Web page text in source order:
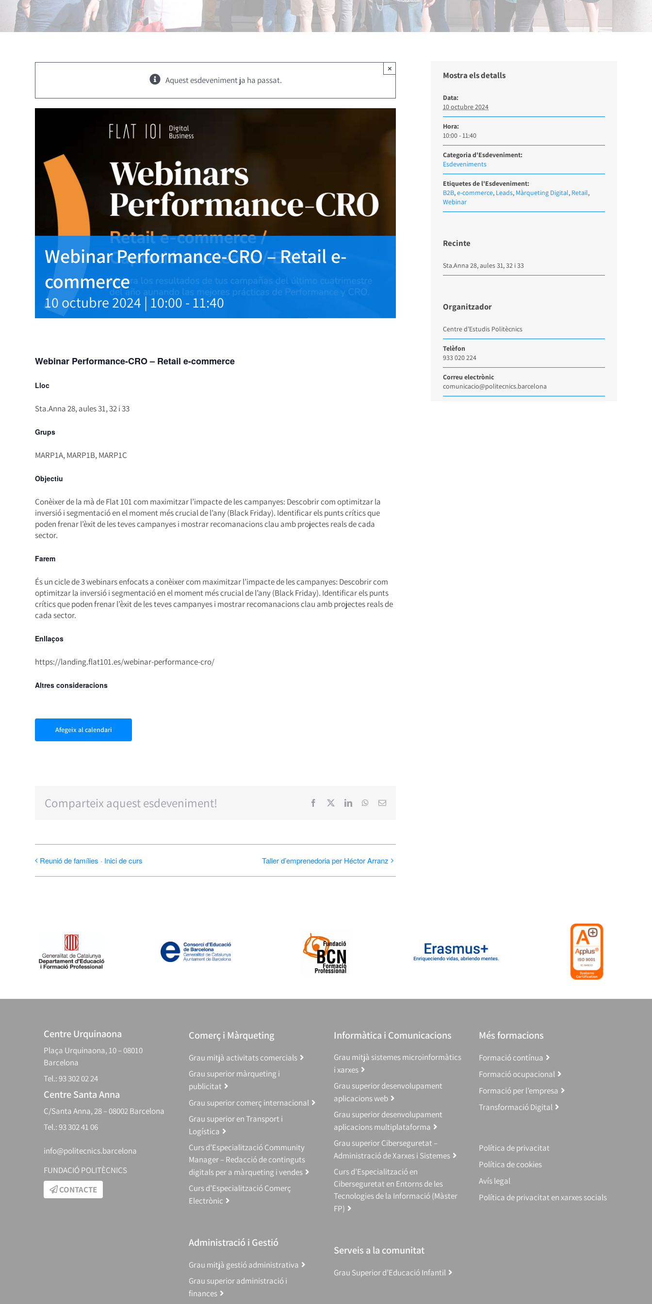
Aquest esdeveniment ja ha passat.
×
Webinar Performance-CRO – Retail e-
commerce
10 octubre 2024 | 10:00 - 11:40
Webinar Performance-CRO – Retail e-commerce
Lloc
Sta.Anna 28, aules 31, 32 i 33
Grups
MARP1A, MARP1B, MARP1C
Objectiu
Conèixer de la mà de Flat 101 com maximitzar l’impacte de les campanyes: Descobrir com optimitzar la
inversió i segmentació en el moment més crucial de l’any (Black Friday). Identificar els punts crítics que
poden frenar l’èxit de les teves campanyes i mostrar recomanacions clau amb projectes reals de cada
sector.
Farem
És un cicle de 3 webinars enfocats a conèixer com maximitzar l’impacte de les campanyes: Descobrir com
optimitzar la inversió i segmentació en el moment més crucial de l’any (Black Friday). Identificar els punts
crítics que poden frenar l’èxit de les teves campanyes i mostrar recomanacions clau amb projectes reals de
cada sector.
Enllaços
https://landing.flat101.es/webinar-performance-cro/
Altres consideracions
Afegeix al calendari
Comparteix aquest esdeveniment! Facebook LinkedInWhatsApp
Email:
Reunió de famílies · Inici de curs Taller d’emprenedoria per Héctor Arranz
Mostra els detalls
Data:
10 octubre 2024
Hora:
10:00 - 11:40
Categoria d'Esdeveniment:
Esdeveniments
Etiquetes de l'Esdeveniment:
B2B,e-commerce, Leads, Màrqueting Digital, Retail,
Webinar
Recinte
Sta.Anna 28, aules 31, 32 i 33
Organitzador
Centre d’Estudis Politècnics
Telèfon
933 020 224
Correu electrònic
comunicacio@politecnics.barcelona
Centre Urquinaona
Plaça Urquinaona, 10 – 08010
Barcelona
Tel.: 93 302 02 24
Centre Santa Anna
C/Santa Anna, 28 – 08002 Barcelona
Tel.: 93 302 41 06
info@politecnics.barcelona
FUNDACIÓ POLITÈCNICS
CONTACTE
Comerç i Màrqueting
Grau mitjà activitats comercials
Grau superior màrqueting i
publicitat
Grau superior comerç internacional
Grau superior en Transport i
Logística
Curs d’Especialització Community
Manager – Redacció de continguts
digitals per a màrqueting i vendes
Curs d’Especialització Comerç
Electrònic
Administració i Gestió
Grau mitjà gestió administrativa
Grau superior administració i
finances
Informàtica i Comunicacions
Grau mitjà sistemes microinformàtics
i xarxes
Grau superior desenvolupament
aplicacions web
Grau superior desenvolupament
aplicacions multiplataforma
Grau superior Ciberseguretat –
Administració de Xarxes i Sistemes
Curs d’Especialització en
Ciberseguretat en Entorns de les
Tecnologies de la Informació (Màster
FP)
Serveis a la comunitat
Grau Superior d’Educació Infantil
Més formacions
Formació contínua
Formació ocupacional
Formació per l’empresa
Transformació Digital
Política de privacitat
Política de cookies
Avís legal
Política de privacitat en xarxes socials